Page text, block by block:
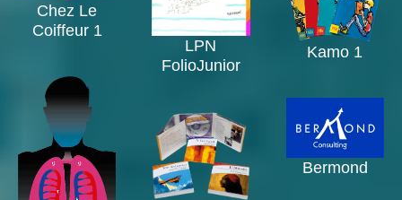
Chez Le
Coiffeur 1
LPN
FolioJunior
Kamo 1
Bermond